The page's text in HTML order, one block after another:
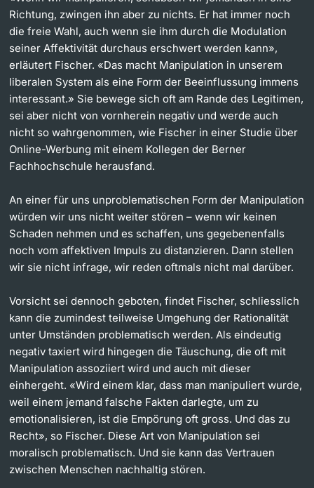
Richtung, zwingen ihn aber zu nichts. Er hat immer noch
die freie Wahl, auch wenn sie ihm durch die Modulation
seiner Affektivität durchaus erschwert werden kann»,
erläutert Fischer. «Das macht Manipulation in unserem
liberalen System als eine Form der Beeinflussung immens
interessant.» Sie bewege sich oft am Rande des Legitimen,
sei aber nicht von vornherein negativ und werde auch
nicht so wahrgenommen, wie Fischer in einer Studie über
Online-Werbung mit einem Kollegen der Berner
Fachhochschule herausfand.
An einer für uns unproblematischen Form der Manipulation
würden wir uns nicht weiter stören – wenn wir keinen
Schaden nehmen und es schaffen, uns gegebenenfalls
noch vom affektiven Impuls zu distanzieren. Dann stellen
wir sie nicht infrage, wir reden oftmals nicht mal darüber.
Vorsicht sei dennoch geboten, findet Fischer, schliesslich
kann die zumindest teilweise Umgehung der Rationalität
unter Umständen problematisch werden. Als eindeutig
negativ taxiert wird hingegen die Täuschung, die oft mit
Manipulation assoziiert wird und auch mit dieser
einhergeht. «Wird einem klar, dass man manipuliert wurde,
weil einem jemand falsche Fakten darlegte, um zu
emotionalisieren, ist die Empörung oft gross. Und das zu
Recht», so Fischer. Diese Art von Manipulation sei
moralisch problematisch. Und sie kann das Vertrauen
zwischen Menschen nachhaltig stören.